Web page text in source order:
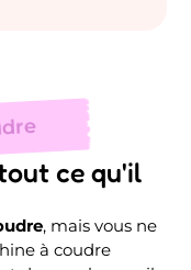
ce qu'il
, mais vous ne
à coudre